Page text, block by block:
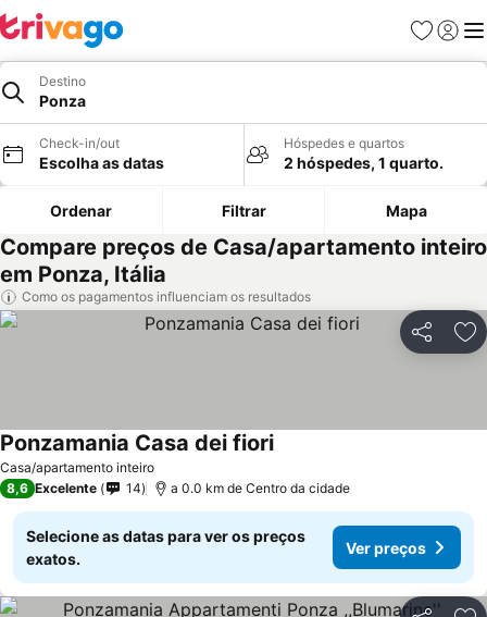
Favoritos
Iniciar
Destino
Ponza
Check-in/out
Escolha as datas
Hóspedes e quartos
2 hóspedes, 1 quarto.
Ordenar Filtrar Mapa
Compare preços de Casa/apartamento inteiro
em Ponza, Itália
Como os pagamentos influenciam os resultados
Partilhar
Casa/apartamento inteiro
Ponzamania Casa dei fiori
8,6 Excelente 14 a 0.0 km de Centro da cidade
Selecione as datas para ver os preços
exatos.
Ver preços